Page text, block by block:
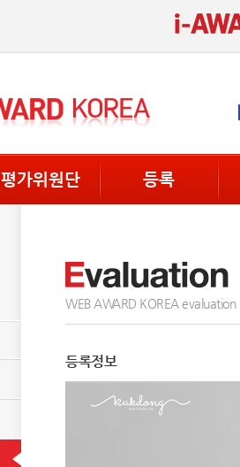
평가위원단 등록
WEB AWARD KOREA evaluation
등록정보